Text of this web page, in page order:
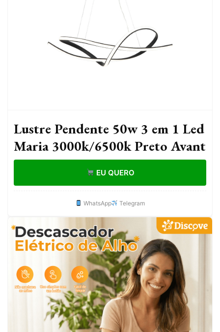
Lustre Pendente 50w 3 em 1 Led
Maria 3000k/6500k Preto Avant
EU QUERO
WhatsApp Telegram